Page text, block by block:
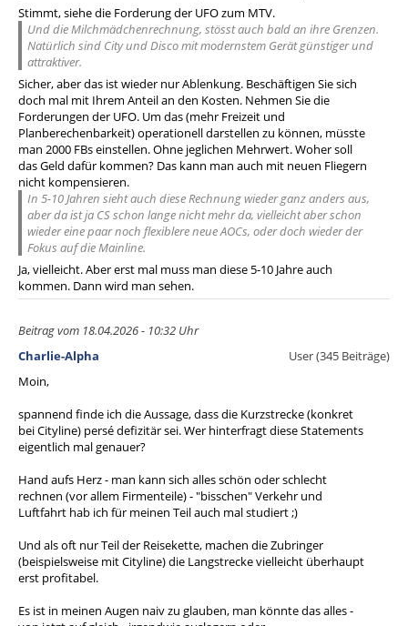
Stimmt, siehe die Forderung der UFO zum MTV.
Und die Milchmädchenrechnung, stösst auch bald an ihre Grenzen.
Natürlich sind City und Disco mit modernstem Gerät günstiger und
attraktiver.
Sicher, aber das ist wieder nur Ablenkung. Beschäftigen Sie sich
doch mal mit Ihrem Anteil an den Kosten. Nehmen Sie die
Forderungen der UFO. Um das (mehr Freizeit und
Planberechenbarkeit) operationell darstellen zu können, müsste
man 2000 FBs einstellen. Ohne jeglichen Mehrwert. Woher soll
das Geld dafür kommen? Das kann man auch mit neuen Fliegern
nicht kompensieren.
In 5-10 Jahren sieht auch diese Rechnung wieder ganz anders aus,
aber da ist ja CS schon lange nicht mehr da, vielleicht aber schon
wieder eine paar noch flexiblere neue AOCs, oder doch wieder der
Fokus auf die Mainline.
Ja, vielleicht. Aber erst mal muss man diese 5-10 Jahre auch
kommen. Dann wird man sehen.
Beitrag vom 18.04.2026 - 10:32 Uhr
Charlie-Alpha
User (345 Beiträge)
Moin,
spannend finde ich die Aussage, dass die Kurzstrecke (konkret
bei Cityline) persé defizitär sei. Wer hinterfragt diese Statements
eigentlich mal genauer?
Hand aufs Herz - man kann sich alles schön oder schlecht
rechnen (vor allem Firmenteile) - "bisschen" Verkehr und
Luftfahrt hab ich für meinen Teil auch mal studiert ;)
Und als oft nur Teil der Reisekette, machen die Zubringer
(beispielsweise mit Cityline) die Langstrecke vielleicht überhaupt
erst profitabel.
Es ist in meinen Augen naiv zu glauben, man könnte das alles -